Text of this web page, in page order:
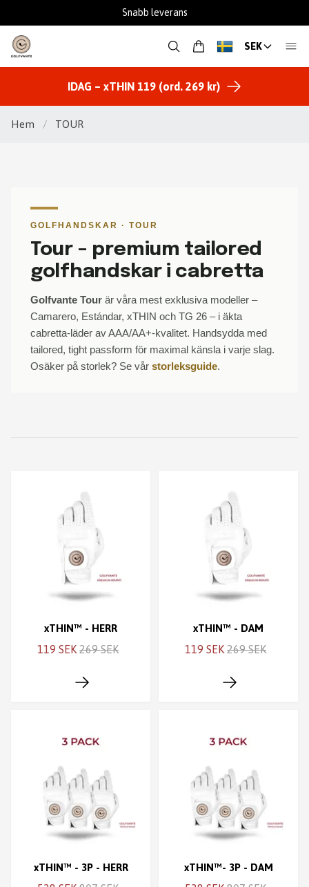
Fantastisk support
SEK
IDAG – xTHIN 119 (ord. 269 kr)
Hem / TOUR
GOLFHANDSKAR · TOUR
Tour – premium tailored
golfhandskar i cabretta
Golfvante Tour är våra mest exklusiva modeller –
Camarero, Estándar, xTHIN och TG 26 – i äkta
cabretta-läder av AAA/AA+-kvalitet. Handsydda med
tailored, tight passform för maximal känsla i varje slag.
Osäker på storlek? Se vår storleksguide.
xTHIN™ - HERR
119 SEK 269 SEK
xTHIN™ - DAM
119 SEK 269 SEK
xTHIN™ - 3P - HERR xTHIN™- 3P - DAM